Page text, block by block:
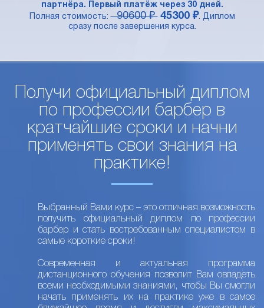
партнёра. Первый платёж через 30 дней.
Полная стоимость:90600 ₽ 45300 ₽. Диплом
сразу после завершения курса.
Получи официальный диплом
по профессии барбер в
кратчайшие сроки и начни
применять свои знания на
практике!
Выбранный Вами курс – это отличная возможность
получить официальный диплом по профессии
барбер и стать востребованным специалистом в
самые короткие сроки!
Современная и актуальная программа
дистанционного обучения позволит Вам овладеть
всеми необходимыми знаниями, чтобы Вы смогли
начать применять их на практике уже в самое